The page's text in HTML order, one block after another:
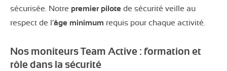
sécurisée. Notre premier pilote de sécurité veille au
respect de l’âge minimum requis pour chaque activité.
Nos moniteurs Team Active : formation et
rôle dans la sécurité